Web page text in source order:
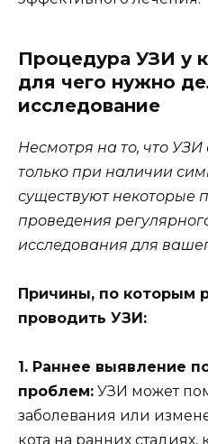
Процедура УЗИ у
для чего нужно
исследование
Несмотря на то, что
только при наличии
существуют некоторые
проведения
исследования для
Причины, по которым
проводить УЗИ:
1. Раннее выявление
проблем: УЗИ может
заболевания или
кота на ранних